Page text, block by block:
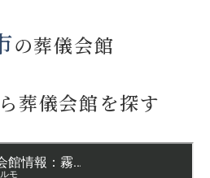
の葬儀会館
葬儀会館を探す